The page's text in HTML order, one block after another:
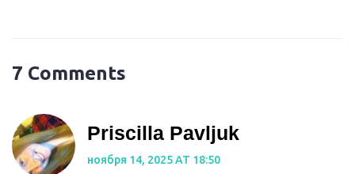
7 Comments
Priscilla Pavljuk
ноября 14, 2025 AT 18:50